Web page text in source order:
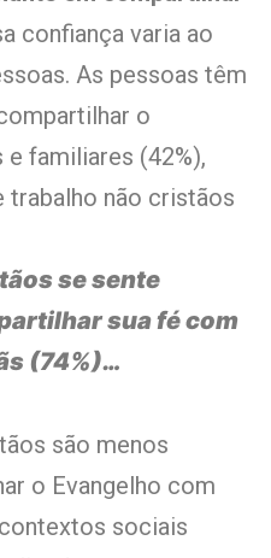
confiança varia ao
As pessoas têm
o
familiares (42%),
trabalho não cristãos
se sente
sua fé com
(74%)…
são menos
o Evangelho com
sociais